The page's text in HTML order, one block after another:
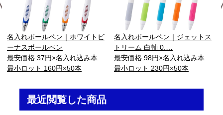
名入れボールペン｜ホワイトビ
ーナスボールペン
最安価格 37円×名入れ込み本
最小ロット 160円×50本
名入れボールペン｜ジェットス
トリーム 白軸 0.…
最安価格 98円×名入れ込み本
最小ロット 230円×50本
最近閲覧した商品